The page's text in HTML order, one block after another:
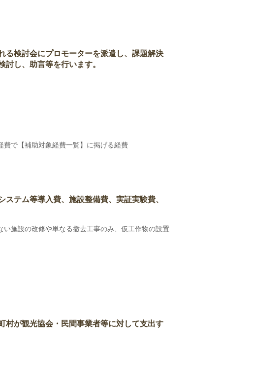
検討会にプロモーターを派遣し、課題解決
し、助言等を行います。
費で【補助対象経費一覧】に掲げる経費
テム等導入費、施設整備費、実証実験費、
施設の改修や単なる撤去工事のみ、仮工作物の設置
が観光協会・民間事業者等に対して支出す